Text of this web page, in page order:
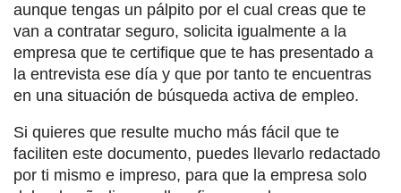
aunque tengas un pálpito por el cual creas que te
van a contratar seguro, solicita igualmente a la
empresa que te certifique que te has presentado a
la entrevista ese día y que por tanto te encuentras
en una situación de búsqueda activa de empleo.
Si quieres que resulte mucho más fácil que te
faciliten este documento, puedes llevarlo redactado
por ti mismo e impreso, para que la empresa solo